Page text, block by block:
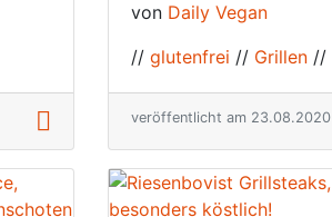
von Daily Vegan
// glutenfrei // Grillen//
veröffentlicht am 23.08.2020